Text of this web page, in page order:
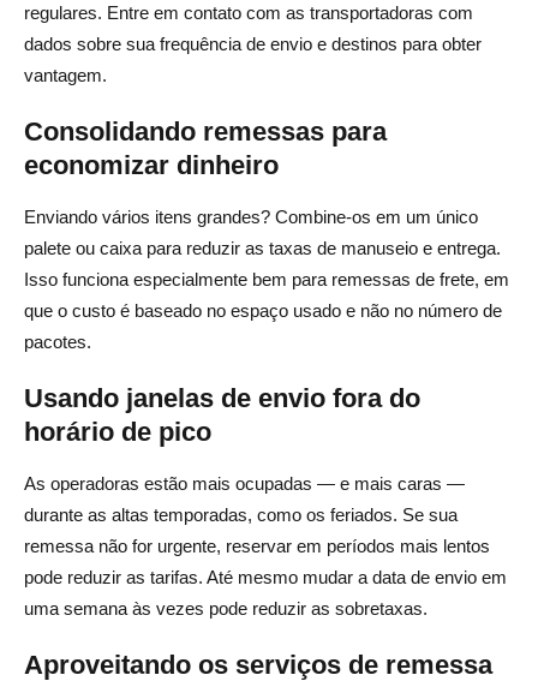
regulares. Entre em contato com as transportadoras com
dados sobre sua frequência de envio e destinos para obter
vantagem.
Consolidando remessas para
economizar dinheiro
Enviando vários itens grandes? Combine-os em um único
palete ou caixa para reduzir as taxas de manuseio e entrega.
Isso funciona especialmente bem para remessas de frete, em
que o custo é baseado no espaço usado e não no número de
pacotes.
Usando janelas de envio fora do
horário de pico
As operadoras estão mais ocupadas — e mais caras —
durante as altas temporadas, como os feriados. Se sua
remessa não for urgente, reservar em períodos mais lentos
pode reduzir as tarifas. Até mesmo mudar a data de envio em
uma semana às vezes pode reduzir as sobretaxas.
Aproveitando os serviços de remessa